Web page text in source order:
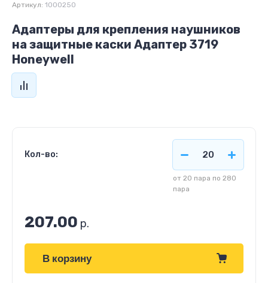
Артикул: 1000250
Адаптеры для крепления наушников
на защитные каски Адаптер 3719
Honeywell
Кол-во:
от 20 пара по 280
пара
207.00 р.
В корзину